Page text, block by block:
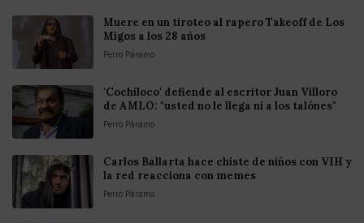
Muere en un tiroteo al rapero Takeoff de Los
Migos a los 28 años
Perro Páramo
'Cochiloco' defiende al escritor Juan Villoro
de AMLO: "usted no le llega ni a los talónes"
Perro Páramo
Carlos Ballarta hace chiste de niños con VIH y
la red reacciona con memes
Perro Páramo